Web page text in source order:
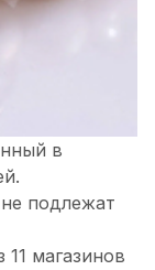
в
подлежат
магазинов